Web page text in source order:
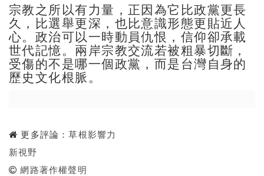
宗教之所以有力量，正因為它比政黨更長
久，比選舉更深，也比意識形態更貼近人
心。政治可以一時動員仇恨，信仰卻承載
世代記憶。兩岸宗教交流若被粗暴切斷，
受傷的不是哪一個政黨，而是台灣自身的
歷史文化根脈。
更多評論：草根影響力
新視野
網路著作權聲明